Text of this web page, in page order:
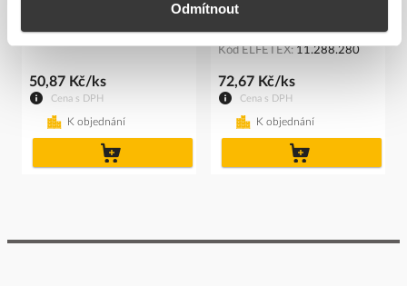
Odmítnout
Kód ELFETEX 11.237.484
Cena s DPH
50,87 Kč/ks
K objednání
0AA10-0AA0 pro kovová
Kód ELFETEX 11.288.280
Cena s DPH
72,67 Kč/ks
K objednání